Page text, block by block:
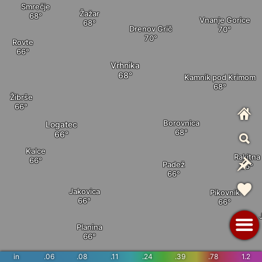
Smrečje
Rovte
Kamnik pod Krimom
Drenov Grič
Vrhnika
Žažar
Vnanje Gorice
Žibrše
Kalce
Logatec Borovnica
Padež
Planina
Jakovica Pikovnik
Rakitna
in .06 .08 .11 .24 .39 .78 1.2